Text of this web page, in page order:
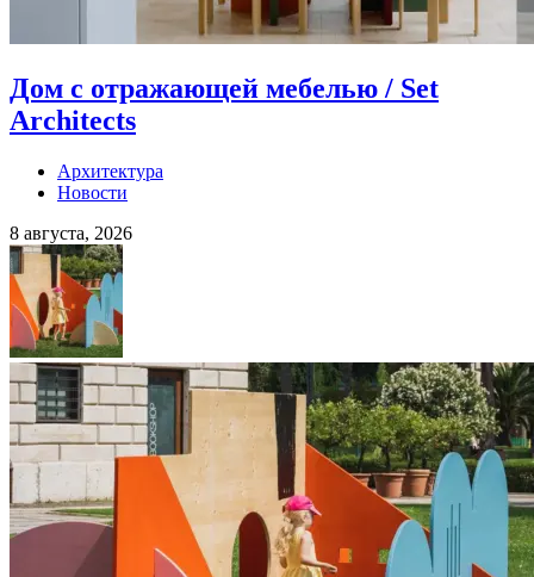
Дом с отражающей мебелью / Set
Architects
Архитектура
Новости
8 августа, 2026